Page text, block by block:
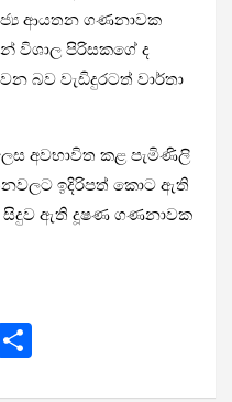
ආයතන ගණනාවක
විශාල පිරිසකගේ ද
බව වැඩිදුරටත් වාර්තා
අවභාවිත කළ පැමිණිලි
ඉදිරිපත් කොට ඇති
සිදුව ඇති දූෂණ ගණනාවක